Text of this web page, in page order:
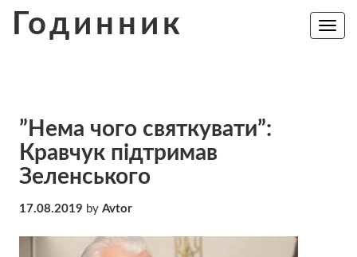
Годинник
Toggle
”Нема чого святкувати”:
Кравчук підтримав
Зеленського
17.08.2019 by Avtor